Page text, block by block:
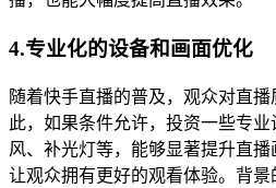
4.专业化的设备和画面优化
随着快手直播的普及，观众对直
此，如果条件允许，投资一些专
风、补光灯等，能够显著提升直播
让观众拥有更好的观看体验。背